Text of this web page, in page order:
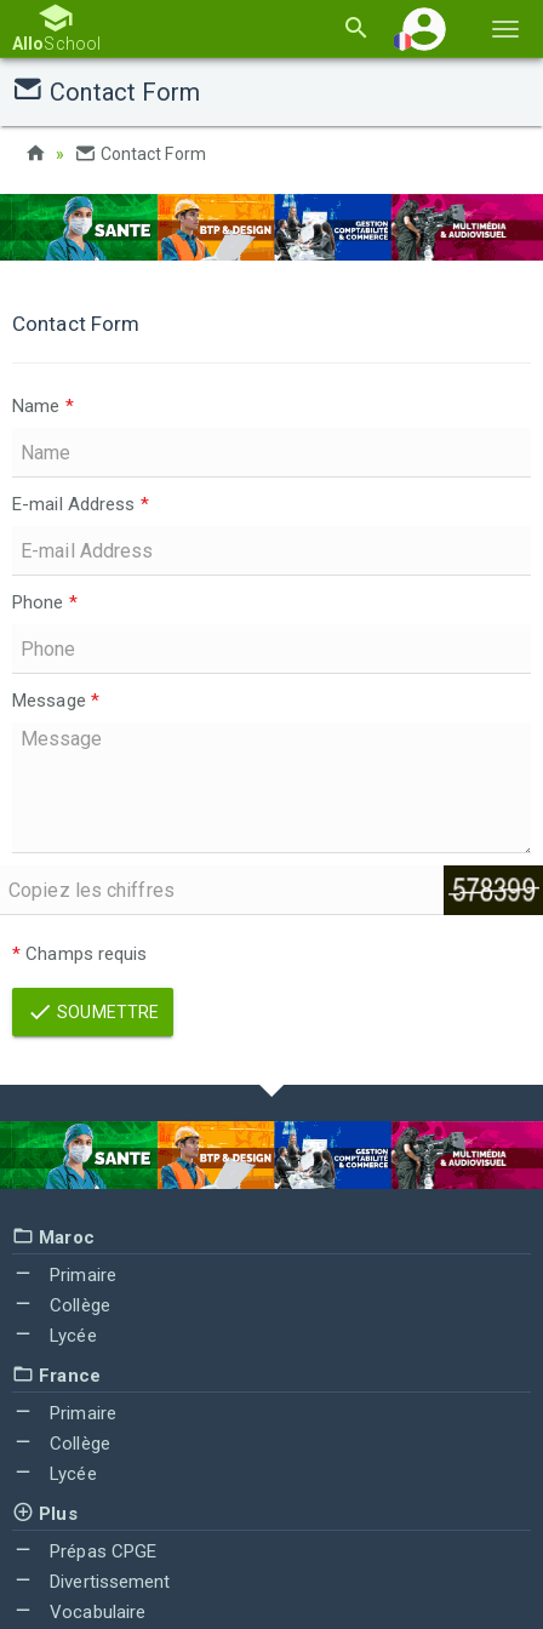
la
AlloSchool
Contact Form
Contact Form
Contact Form
Name *
E-mail Address *
Phone *
Message *
* Champs requis
SOUMETTRE
Maroc
Primaire
Collège
Lycée
France
Primaire
Collège
Lycée
Plus
Prépas CPGE
Divertissement
Vocabulaire